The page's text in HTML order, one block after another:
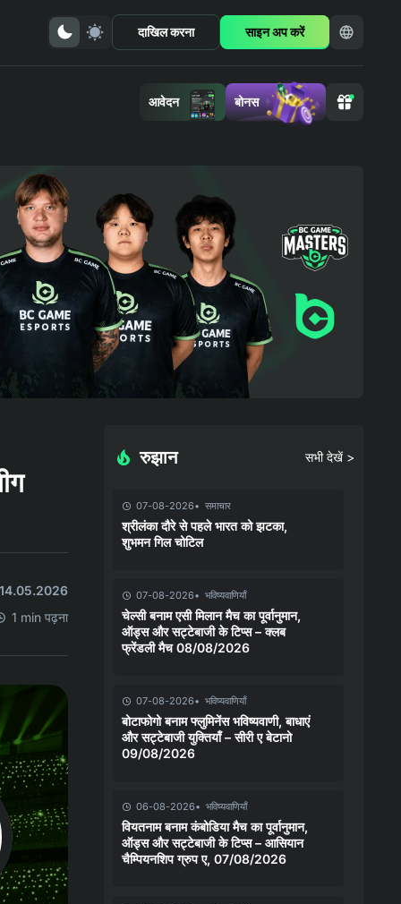
दाखिल करना साइन अप करें
आवेदन बोनस
14.05.2026
1 min पढ़ना
रुझान सभी देखें >
07-08-2026 समाचार
श्रीलंका दौरे से पहले भारत को झटका,
शुभमन गिल चोटिल
07-08-2026 भविष्यवाणियाँ
चेल्सी बनाम एसी मिलान मैच का पूर्वानुमान,
ऑड्स और सट्टेबाजी के टिप्स – क्लब
फ्रेंडली मैच 08/08/2026
07-08-2026 भविष्यवाणियाँ
बोटाफोगो बनाम फ्लुमिनेंस भविष्यवाणी, बाधाएं
और सट्टेबाजी युक्तियाँ – सीरी ए बेटानो
09/08/2026
06-08-2026 भविष्यवाणियाँ
वियतनाम बनाम कंबोडिया मैच का पूर्वानुमान,
ऑड्स और सट्टेबाजी के टिप्स – आसियान
चैम्पियनशिप ग्रुप ए, 07/08/2026